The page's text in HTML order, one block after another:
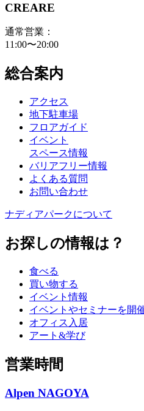
CREARE
通常営業：
11:00〜20:00
総合案内
アクセス
地下駐車場
フロアガイド
イベント
スペース情報
バリアフリー情報
よくある質問
お問い合わせ
ナディアパークについて
お探しの情報は？
食べる
買い物する
イベント情報
イベントやセミナーを開
オフィス入居
アート&学び
営業時間
Alpen NAGOYA